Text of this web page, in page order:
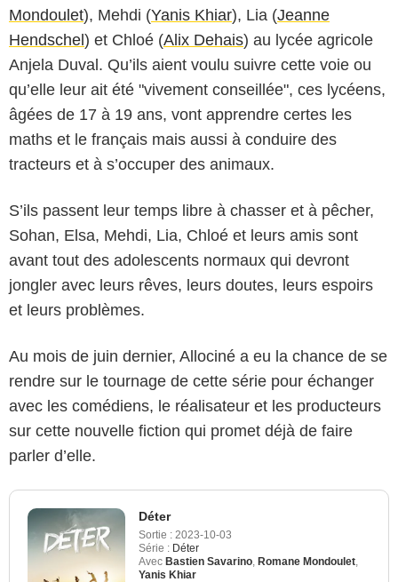
Mondoulet), Mehdi (Yanis Khiar), Lia (Jeanne
Hendschel) et Chloé (Alix Dehais) au lycée agricole
Anjela Duval. Qu’ils aient voulu suivre cette voie ou
qu’elle leur ait été "vivement conseillée", ces lycéens,
âgées de 17 à 19 ans, vont apprendre certes les
maths et le français mais aussi à conduire des
tracteurs et à s’occuper des animaux.
S’ils passent leur temps libre à chasser et à pêcher,
Sohan, Elsa, Mehdi, Lia, Chloé et leurs amis sont
avant tout des adolescents normaux qui devront
jongler avec leurs rêves, leurs doutes, leurs espoirs
et leurs problèmes.
Au mois de juin dernier, Allociné a eu la chance de se
rendre sur le tournage de cette série pour échanger
avec les comédiens, le réalisateur et les producteurs
sur cette nouvelle fiction qui promet déjà de faire
parler d’elle.
Déter
Sortie : 2023-10-03
Série : Déter
Avec Bastien Savarino Romane Mondoulet
Yanis Khiar